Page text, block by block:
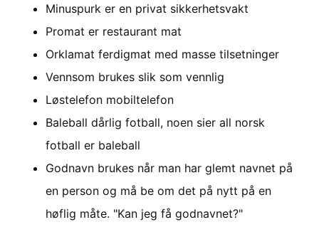
Minuspurk er en privat sikkerhetsvakt
Promat er restaurant mat
Orklamat ferdigmat med masse tilsetninger
Vennsom brukes slik som vennlig
Løstelefon mobiltelefon
Baleball dårlig fotball, noen sier all norsk
fotball er baleball
Godnavn brukes når man har glemt navnet på
en person og må be om det på nytt på en
høflig måte. "Kan jeg få godnavnet?"